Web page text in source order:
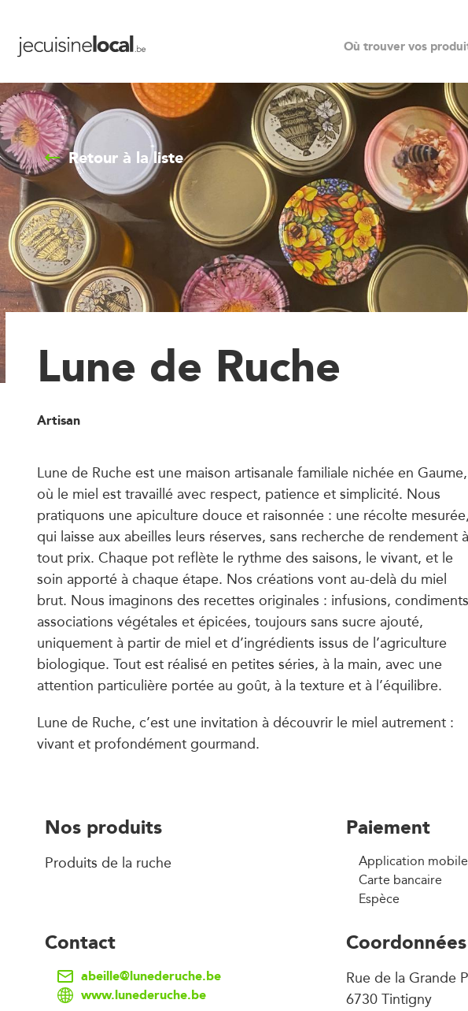
Où trouver vos
Retour à la liste
Lune de Ruche
Artisan
Lune de Ruche est une maison artisanale familiale nichée en Gaume,
où le miel est travaillé avec respect, patience et simplicité. Nous
pratiquons une apiculture douce et raisonnée : une récolte mesurée,
qui laisse aux abeilles leurs réserves, sans recherche de rendement à
tout prix. Chaque pot reflète le rythme des saisons, le vivant, et le
soin apporté à chaque étape. Nos créations vont au-delà du miel
brut. Nous imaginons des recettes originales : infusions,
associations végétales et épicées, toujours sans sucre ajouté,
uniquement à partir de miel et d’ingrédients issus de l’agriculture
biologique. Tout est réalisé en petites séries, à la main, avec une
attention particulière portée au goût, à la texture et à l’équilibre.
Lune de Ruche, c’est une invitation à découvrir le miel autrement :
vivant et profondément gourmand.
Nos produits
Produits de la ruche
Paiement
Application mobile
Carte bancaire
Espèce
Contact
abeille@lunederuche.be
www.lunederuche.be
Coordonnées
Rue de la Grande
6730 Tintigny